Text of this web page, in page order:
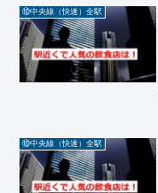
⑩中央線（快速）全駅
⑩中央線（快速）全駅